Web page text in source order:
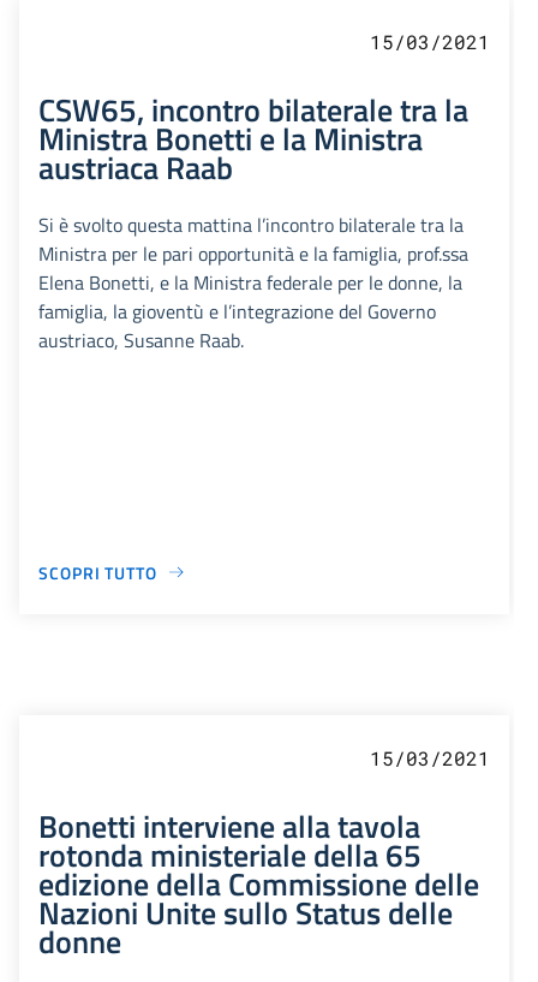
15/03/2021
CSW65, incontro bilaterale tra la
Ministra Bonetti e la Ministra
austriaca Raab
Si è svolto questa mattina l’incontro bilaterale tra la
Ministra per le pari opportunità e la famiglia, prof.ssa
Elena Bonetti, e la Ministra federale per le donne, la
famiglia, la gioventù e l’integrazione del Governo
austriaco, Susanne Raab.
SCOPRI TUTTO
15/03/2021
Bonetti interviene alla tavola
rotonda ministeriale della 65
edizione della Commissione delle
Nazioni Unite sullo Status delle
donne